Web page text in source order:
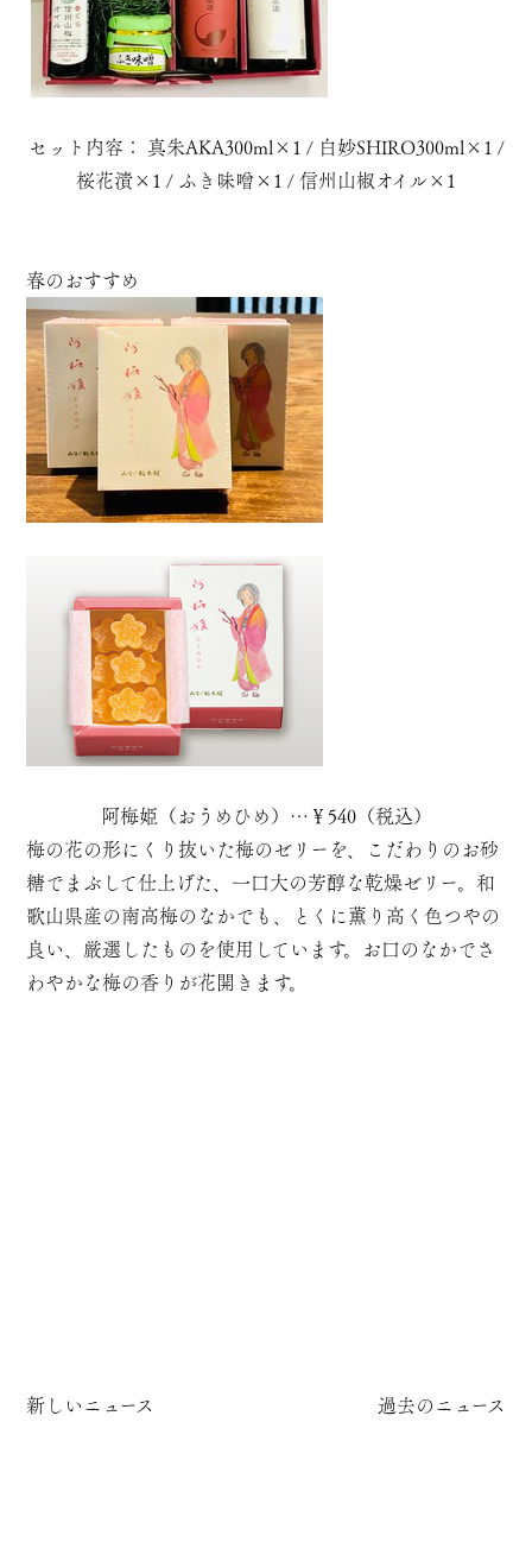
セット内容： 真朱AKA300ml×1 / 白妙SHIRO300ml×1 /
桜花漬×1 / ふき味噌×1 / 信州山椒オイル×1
春のおすすめ
阿梅姫（おうめひめ）…￥540（税込）
梅の花の形にくり抜いた梅のゼリーを、こだわりのお砂
糖でまぶして仕上げた、一口大の芳醇な乾燥ゼリー。和
歌山県産の南高梅のなかでも、とくに薫り高く色つやの
良い、厳選したものを使用しています。お口のなかでさ
わやかな梅の香りが花開きます。
新しいニュース 過去のニュース